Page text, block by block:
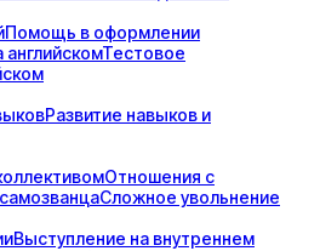
Помощь в оформлении
Тестовое
Развитие навыков и
Отношения с
Сложное увольнение
Выступление на внутреннем